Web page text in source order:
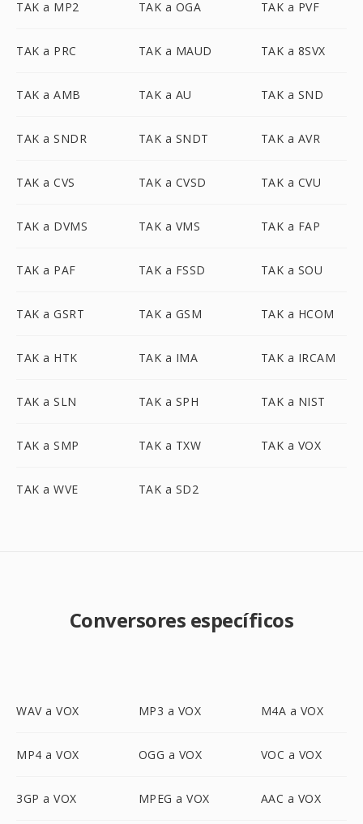
TAK a MP2 TAK a OGA TAK a PVF
TAK a PRC TAK a MAUD TAK a 8SVX
TAK a AMB TAK a AU TAK a SND
TAK a SNDR TAK a SNDT TAK a AVR
TAK a CVS TAK a CVSD TAK a CVU
TAK a DVMS TAK a VMS TAK a FAP
TAK a PAF TAK a FSSD TAK a SOU
TAK a GSRT TAK a GSM TAK a HCOM
TAK a HTK TAK a IMA TAK a IRCAM
TAK a SLN TAK a SPH TAK a NIST
TAK a SMP TAK a TXW TAK a VOX
TAK a WVE TAK a SD2
Conversores específicos
WAV a VOX MP3 a VOX M4A a VOX
MP4 a VOX OGG a VOX VOC a VOX
3GP a VOX MPEG a VOX AAC a VOX